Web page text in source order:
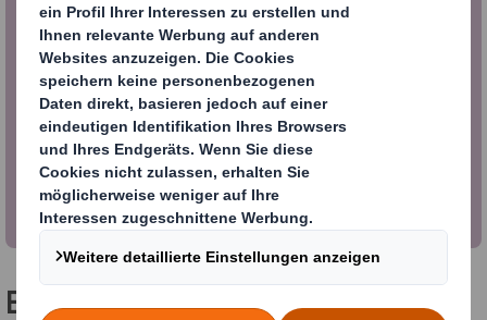
Eye-Catcher mit Auszeichnung: DS
Smith gewinnt mit Wan Kwai
Dekostandee Gold beim Display
Superstar Award 2024
Lesen Sie den vollständigen Artikel.
Einzigartiges Gewächshaus-Design: